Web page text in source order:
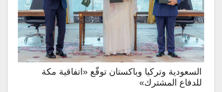
السعودية وتركيا وباكستان توقّع «اتفاقية مكة
للدفاع المشترك»